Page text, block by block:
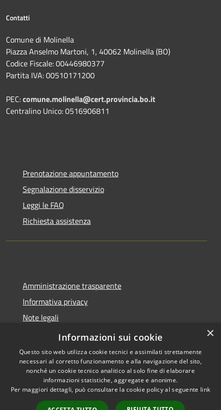
Contatti
Comune di Molinella
Piazza Anselmo Martoni, 1, 40062 Molinella (BO)
Codice Fiscale: 00446980377
Partita IVA: 00510171200
PEC:comune.molinella@cert.provincia.bo.it
Centralino Unico: 0516906811
Prenotazione appuntamento
Segnalazione disservizio
Leggi le FAQ
Richiesta assistenza
Amministrazione trasparente
Informativa privacy
Note legali
Dichiarazione di accessibilità
Accessibilità
Copyright © 2026 • Comune di
Molinella • Powered by
Municipium• Accesso
×
Informazioni sui cookie
Questo sito web utilizza cookie tecnici e assimilati strettamente
necessari al corretto funzionamento e alla navigazione del sito,
nonché un cookie tecnico analitico al solo fine di elaborare
informazioni statistiche, aggregate e anonime.
Per maggiori dettagli, può consultare la cookie policy al seguente link